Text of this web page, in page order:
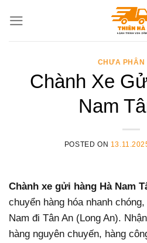
CHƯA PHÂN
Chành Xe
Nam
POSTED ON
Chành xe gửi hàng Hà Nam
chuyển hàng hóa nhanh
Nam đi Tân An (Long An).
hàng nguyên chuyến, hàng